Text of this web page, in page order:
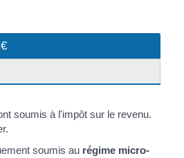
soumis à l'impôt sur le revenu.
soumis au régime micro-